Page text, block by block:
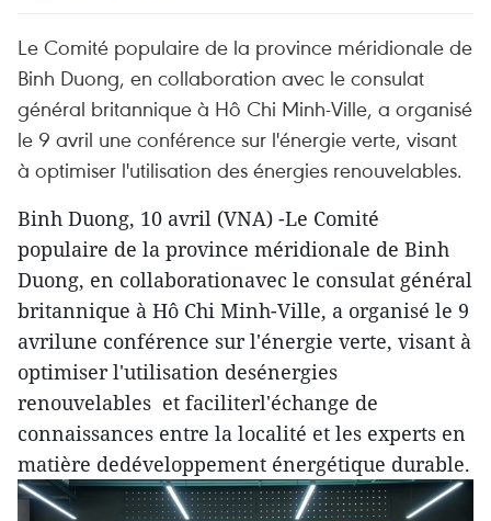
Le Comité populaire de la province méridionale de
Binh Duong, en collaboration avec le consulat
général britannique à Hô Chi Minh-Ville, a organisé
le 9 avril une conférence sur l'énergie verte, visant
à optimiser l'utilisation des énergies renouvelables.
Binh Duong, 10 avril (VNA) -Le Comité
populaire de la province méridionale de Binh
Duong, en collaborationavec le consulat général
britannique à Hô Chi Minh-Ville, a organisé le 9
avrilune conférence sur l'énergie verte, visant à
optimiser l'utilisation desénergies
renouvelables et faciliterl'échange de
connaissances entre la localité et les experts en
matière dedéveloppement énergétique durable.